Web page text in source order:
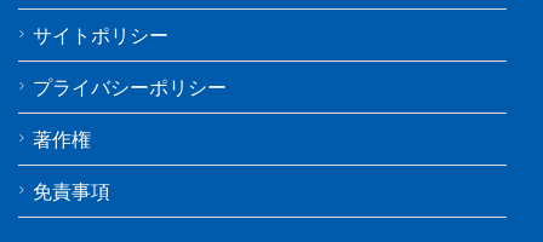
サイトポリシー
プライバシーポリシー
著作権
免責事項